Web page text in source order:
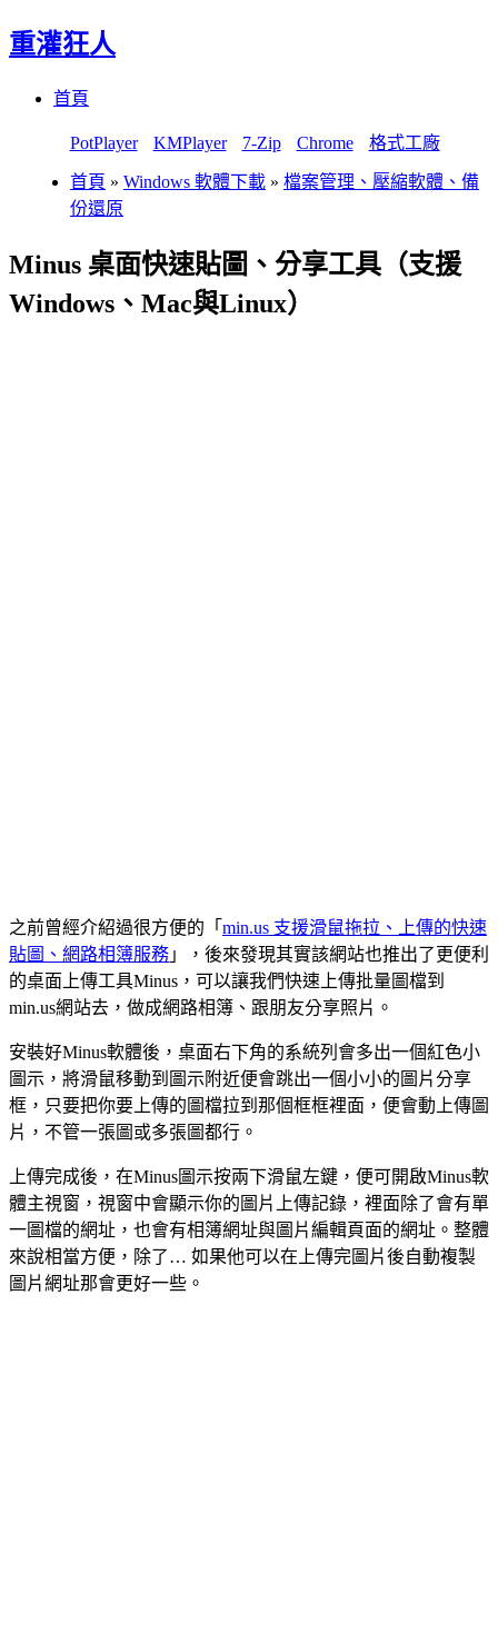
重灌狂人
首頁
PotPlayer KMPlayer 7-Zip Chrome 格式工廠
首頁 » Windows 軟體下載 » 檔案管理、壓縮軟體、備
份還原
Minus 桌面快速貼圖、分享工具（支援
Windows、Mac與Linux）
之前曾經介紹過很方便的「 min.us 支援滑鼠拖拉、上傳的快速
貼圖、網路相簿服務 」，後來發現其實該網站也推出了更便利
的桌面上傳工具Minus，可以讓我們快速上傳批量圖檔到
min.us網站去，做成網路相簿、跟朋友分享照片。
安裝好Minus軟體後，桌面右下角的系統列會多出一個紅色小
圖示，將滑鼠移動到圖示附近便會跳出一個小小的圖片分享
框，只要把你要上傳的圖檔拉到那個框框裡面，便會動上傳圖
片，不管一張圖或多張圖都行。
上傳完成後，在Minus圖示按兩下滑鼠左鍵，便可開啟Minus軟
體主視窗，視窗中會顯示你的圖片上傳記錄，裡面除了會有單
一圖檔的網址，也會有相簿網址與圖片編輯頁面的網址。整體
來說相當方便，除了… 如果他可以在上傳完圖片後自動複製
圖片網址那會更好一些。